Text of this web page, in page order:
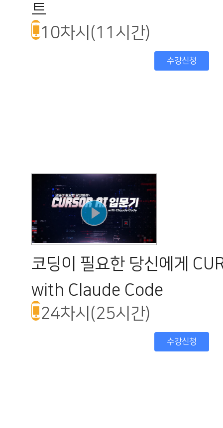
트
10차시(11시간)
수강신청
코딩이 필요한 당신에게
with Claude Code
24차시(25시간)
수강신청